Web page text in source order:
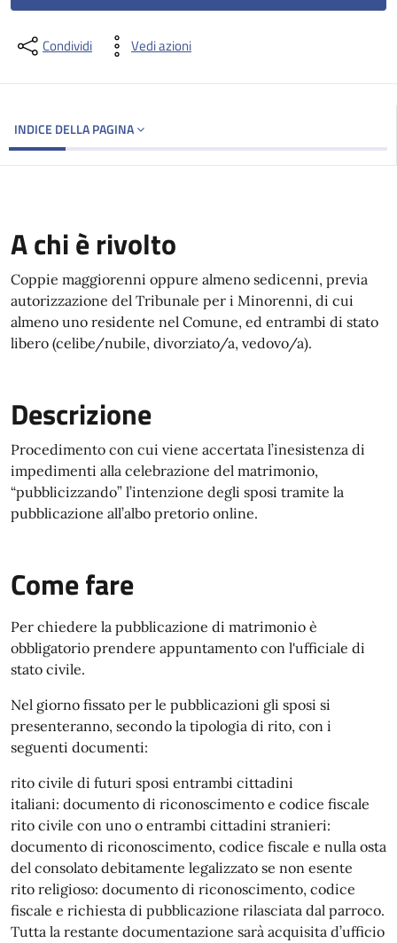
Condividi Vedi azioni
INDICE DELLA PAGINA
A chi è rivolto
Coppie maggiorenni oppure almeno sedicenni, previa
autorizzazione del Tribunale per i Minorenni, di cui
almeno uno residente nel Comune, ed entrambi di stato
libero (celibe/nubile, divorziato/a, vedovo/a).
Descrizione
Procedimento con cui viene accertata l’inesistenza di
impedimenti alla celebrazione del matrimonio,
“pubblicizzando” l’intenzione degli sposi tramite la
pubblicazione all’albo pretorio online.
Come fare
Per chiedere la pubblicazione di matrimonio è
obbligatorio prendere appuntamento con l'ufficiale di
stato civile.
Nel giorno fissato per le pubblicazioni gli sposi si
presenteranno, secondo la tipologia di rito, con i
seguenti documenti:
rito civile di futuri sposi entrambi cittadini
italiani: documento di riconoscimento e codice fiscale
rito civile con uno o entrambi cittadini stranieri:
documento di riconoscimento, codice fiscale e nulla osta
del consolato debitamente legalizzato se non esente
rito religioso: documento di riconoscimento, codice
fiscale e richiesta di pubblicazione rilasciata dal parroco.
Tutta la restante documentazione sarà acquisita d’ufficio